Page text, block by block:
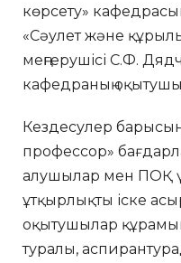
көрсету»
«Сәулет және
меңгерушісі С.Ф.
кафедраның
Кездесулер
профессор»
алушылар мен ПОҚ
ұтқырлықты іске
оқытушылар
туралы,